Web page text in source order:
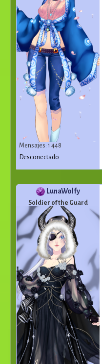
Mensajes: 1 448
Desconectado
LunaWolfy
Soldier of the Guard